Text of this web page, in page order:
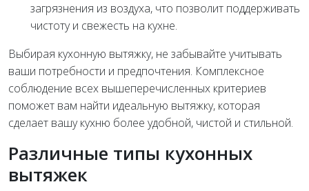
загрязнения из воздуха, что позволит поддерживать
чистоту и свежесть на кухне.
Выбирая кухонную вытяжку, не забывайте учитывать
ваши потребности и предпочтения. Комплексное
соблюдение всех вышеперечисленных критериев
поможет вам найти идеальную вытяжку, которая
сделает вашу кухню более удобной, чистой и стильной.
Различные типы кухонных
вытяжек